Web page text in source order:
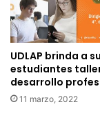
UDLAP brinda a
estudiantes
desarrollo
11 marzo, 2022